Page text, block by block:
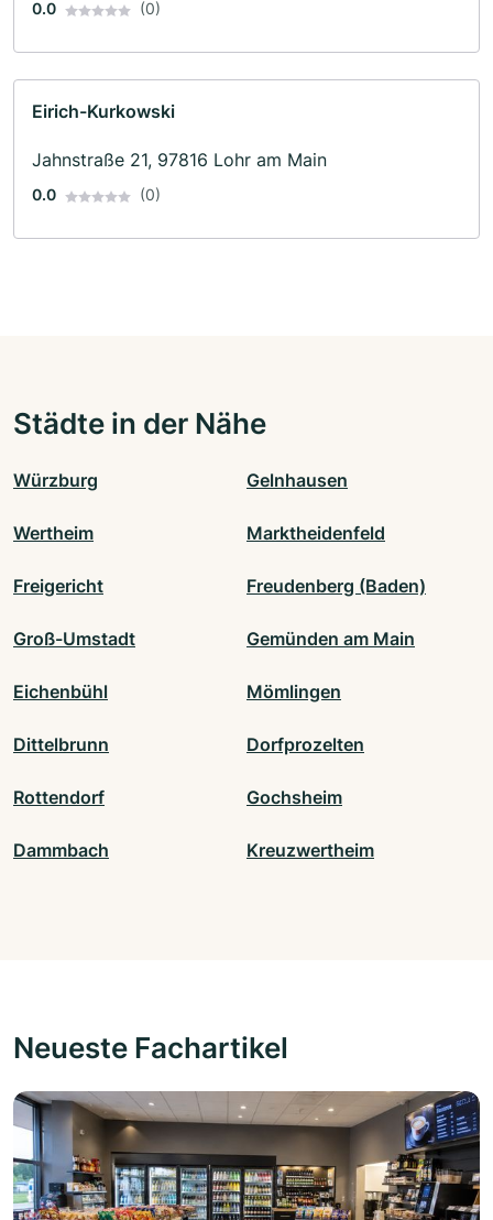
0.0 (0)
Eirich-Kurkowski
Jahnstraße 21, 97816 Lohr am Main
0.0 (0)
Städte in der Nähe
Würzburg Gelnhausen
Wertheim Marktheidenfeld
Freigericht Freudenberg (Baden)
Groß-Umstadt Gemünden am Main
Eichenbühl Mömlingen
Dittelbrunn Dorfprozelten
Rottendorf Gochsheim
Dammbach Kreuzwertheim
Neueste Fachartikel